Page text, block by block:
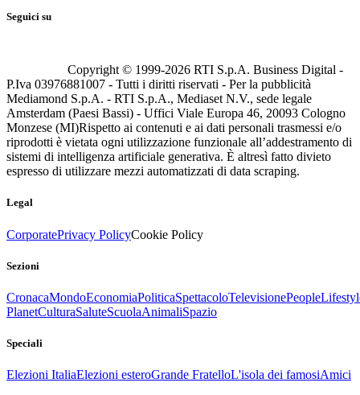
Seguici su
Copyright © 1999-2026 RTI S.p.A. Business Digital -
P.Iva 03976881007 - Tutti i diritti riservati - Per la pubblicità
Mediamond S.p.A. - RTI S.p.A., Mediaset N.V., sede legale
Amsterdam (Paesi Bassi) - Uffici Viale Europa 46, 20093 Cologno
Monzese (MI)Rispetto ai contenuti e ai dati personali trasmessi e/o
riprodotti è vietata ogni utilizzazione funzionale all’addestramento di
sistemi di intelligenza artificiale generativa. È altresì fatto divieto
espresso di utilizzare mezzi automatizzati di data scraping.
Legal
CorporatePrivacy PolicyCookie Policy
Sezioni
CronacaMondoEconomiaPoliticaSpettacoloTelevisionePeople
PlanetCulturaSaluteScuolaAnimaliSpazio
Speciali
Elezioni ItaliaElezioni esteroGrande FratelloL'isola dei famosiAmici